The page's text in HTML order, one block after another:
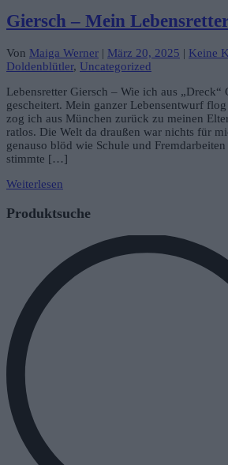
Giersch – Mein
Von Maiga Werner | März 20, 2025 | Keine
Doldenblütler, Uncategorized
Lebensretter Giersch – Wie ich aus
gescheitert. Mein ganzer Lebensentwurf
zog ich aus München zurück zu meinen
ratlos. Die Welt da draußen war nichts für
genauso blöd wie Schule und
stimmte […]
Weiterlesen
Produktsuche